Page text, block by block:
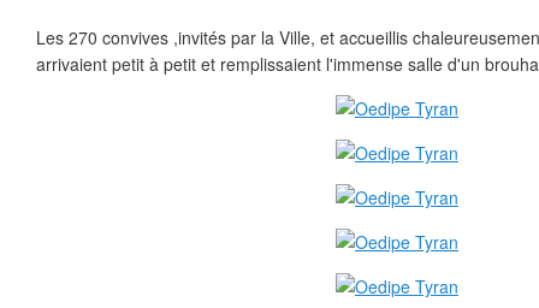
Les 270 convives ,invités par la Ville, et accueillis
arrivaient petit à petit et remplissaient l'immense salle d'un